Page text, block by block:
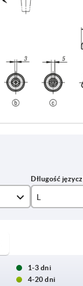
L
42,5
1-3 dni
4-20 dni